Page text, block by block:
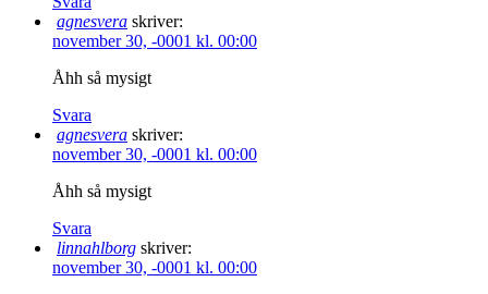
agnesvera skriver:
november 30, -0001 kl. 00:00
Åhh så mysigt
Svara
agnesvera skriver:
november 30, -0001 kl. 00:00
Åhh så mysigt
Svara
linnahlborg skriver:
november 30, -0001 kl. 00:00